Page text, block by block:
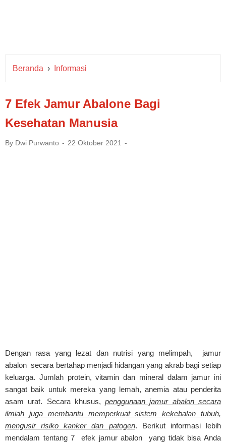
Beranda › Informasi
7 Efek Jamur Abalone Bagi
Kesehatan Manusia
By Dwi Purwanto 22 Oktober 2021
Dengan rasa yang lezat dan nutrisi yang melimpah, jamur
abalon secara bertahap menjadi hidangan yang akrab bagi setiap
keluarga. Jumlah protein, vitamin dan mineral dalam jamur ini
sangat baik untuk mereka yang lemah, anemia atau penderita
asam urat. Secara khusus,penggunaan jamur abalon secara
ilmiah juga membantu memperkuat sistem kekebalan tubuh,
mengusir risiko kanker dan patogen. Berikut informasi lebih
mendalam tentang 7 efek jamur abalon yang tidak bisa Anda